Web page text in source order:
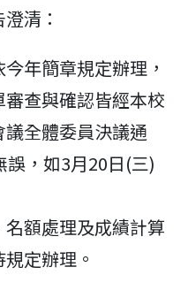
清：
年簡章規定辦理，
查與確認皆經本校
全體委員決議通
，如3月20日(三)
額處理及成績計算
定辦理。